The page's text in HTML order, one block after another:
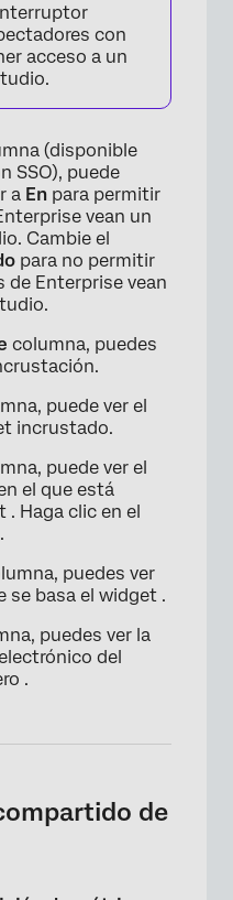
×
×
×
con
acceso a un
(disponible
SSO), puede
a En para permitir
vean un
Cambie el
para no permitir
de Enterprise vean
columna, puedes
puede ver el
incrustado.
puede ver el
el que está
Haga clic en el
puedes ver
se basa el widget .
puedes ver la
del
.
de